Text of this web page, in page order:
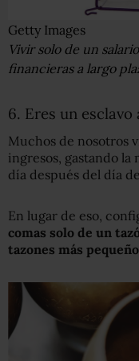
Getty Images
Vivir solo de un
financieras a largo
6. Eres un esclavo
Muchos de nosotros
ingresos, gastando la
día después del día
En lugar de eso,
comas solo de un
tazones más